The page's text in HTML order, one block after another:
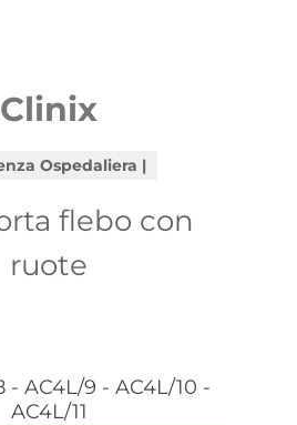
Clinix
Ospedaliera
flebo con
ruote
- AC4L/9 - AC4L/10 -
AC4L/11